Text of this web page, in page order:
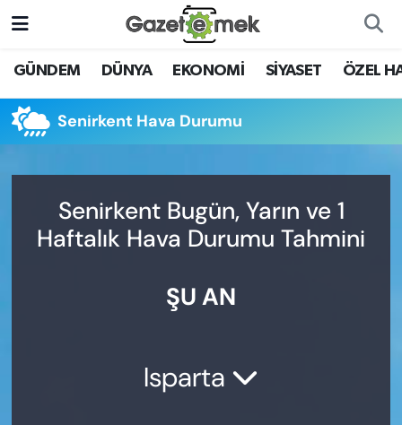
GÜNDEM DÜNYA EKONOMİ SİYASET ÖZEL
Senirkent Hava Durumu
Senirkent Bugün, Yarın ve 1
Haftalık Hava Durumu Tahmini
ŞU AN
Isparta
DÜNYA
EKONOMİ
YENİ MEDYADA EMEK
GAZETECİLİĞİNİ GELİŞTİRMEK
Nöbetçi Eczaneler
Hava Durumu
Trafik Durumu
Süper Lig Puan Durumu ve Fikstür